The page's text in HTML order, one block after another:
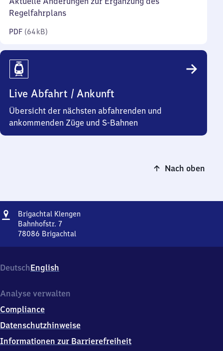
Regelfahrplans
PDF (64 kB)
Live Abfahrt / Ankunft
Übersicht der nächsten abfahrenden und
ankommenden Züge und S-Bahnen
Nach oben
Adresse
Brigachtal Klengen
Bahnhofstr. 7
78086 Brigachtal
Bahnhofstr.
7,
8
8
6
DeutschEnglish
Analyse verwalten
Compliance
Datenschutzhinweise
Informationen zur Barrierefreiheit